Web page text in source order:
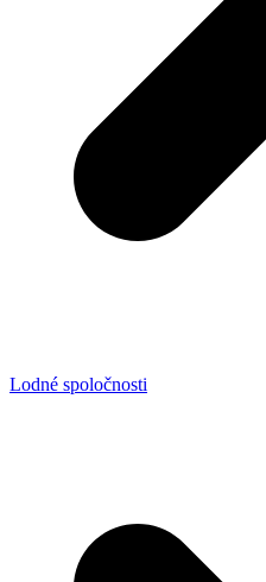
Lodné spoločnosti